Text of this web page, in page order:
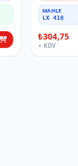
MAHLE
LX 418
₺304,75
+ KDV